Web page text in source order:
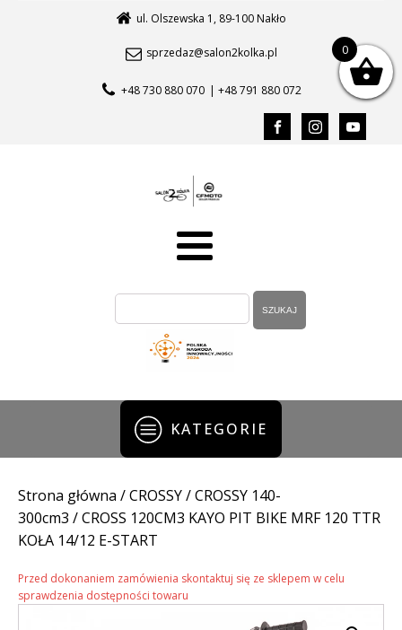
ul. Olszewska 1, 89-100 Nakło
sprzedaz@salon2kolka.pl
+48 730 880 070 | +48 791 880 072
KATEGORIE
Strona główna /CROSSY/CROSSY 140-
300cm3 / CROSS 120CM3 KAYO PIT BIKE MRF 120 TTR
KOŁA 14/12 E-START
Przed dokonaniem zamówienia skontaktuj się ze sklepem w celu
sprawdzenia dostępności towaru
0